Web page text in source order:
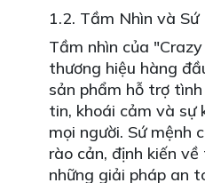
1.2. Tầm Nhìn và
Tầm nhìn của
thương hiệu hàng
sản phẩm hỗ trợ
tin, khoái cảm và sự
mọi người. Sứ mệnh
rào cản, định kiến
những giải pháp an